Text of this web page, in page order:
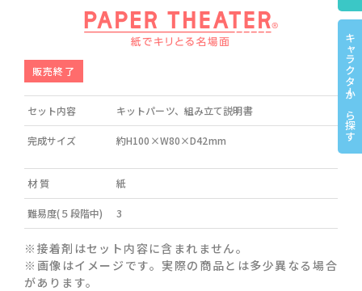
販売終了
セット内容 キットパーツ、組み立て説明書
完成サイズ 約H100×W80×D42mm
材 質 紙
難易度(５段階中) 3
※接着剤はセット内容に含まれません。
※画像はイメージです。実際の商品とは多少異なる場合
があります。
キャラクターから探す